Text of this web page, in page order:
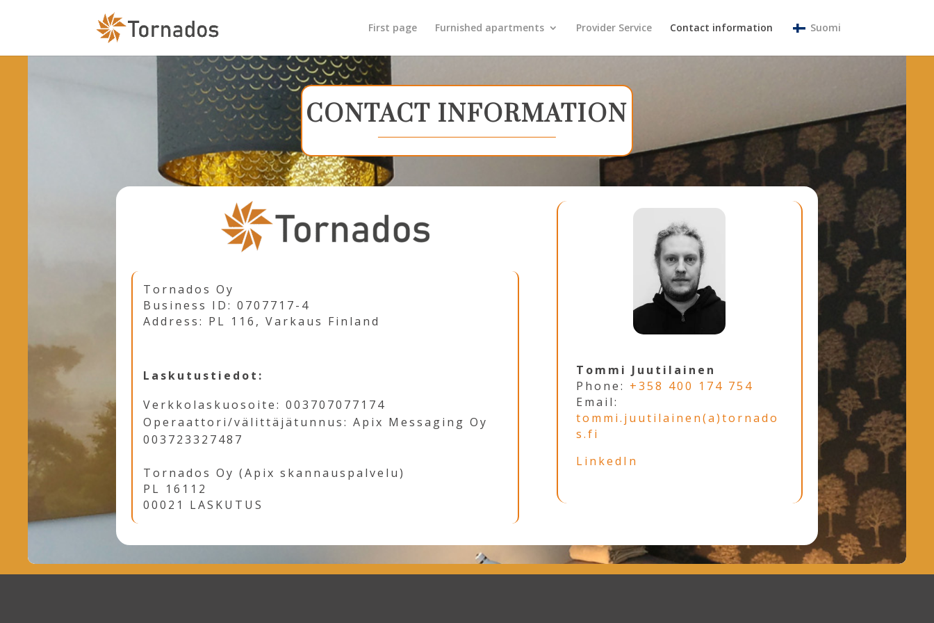
First page Furnished apartments Provider Service Contact information Suomi
CONTACT INFORMATION
Tornados Oy
Business ID: 0707717-4
Address: PL 116, Varkaus Finland
Laskutustiedot:
Verkkolaskuosoite: 003707077174
Operaattori/välittäjätunnus: Apix Messaging Oy
003723327487
Tornados Oy (Apix skannauspalvelu)
PL 16112
00021 LASKUTUS
Tommi Juutilainen
Phone: +358 400 174 754
Email:
tommi.juutilainen(a)tornado
s.fi
LinkedIn